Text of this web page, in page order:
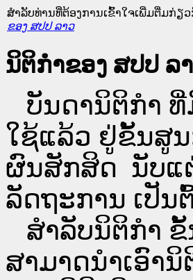
ສໍາລັບທ່ານທີ່ຕ້ອງການເຂົ້າໃຈເພີ່ມຕື່ມກ່ຽ
ຂອງ ສປປ ລາວ
ນິຕິກຳຂອງ ສປປ ລ
ບັນດານິຕິກໍາ ທີ່
ໃຊ້ແລ້ວ ຢູ່ຂັ້ນ​ສູ
ຜົນສັກສິດ ນັບ​ແ
ລັດຖະການ ເປັນ​
ສຳລັບນິ​ຕິ​ກຳ ຂັ້
ສາມາດນຳເອົາ